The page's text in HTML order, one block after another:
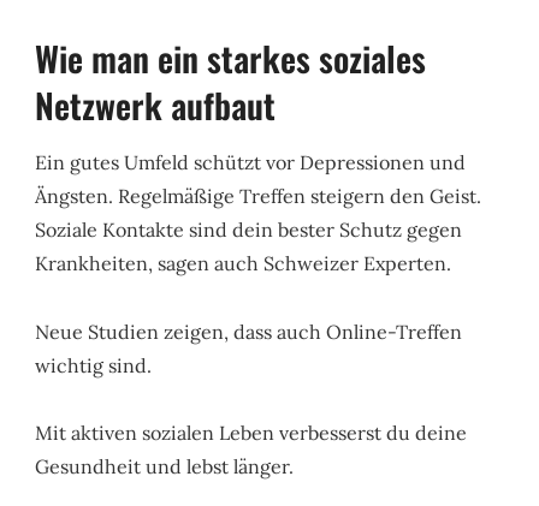
Wie man ein starkes soziales
Netzwerk aufbaut
Ein gutes Umfeld schützt vor Depressionen und
Ängsten. Regelmäßige Treffen steigern den Geist.
Soziale Kontakte sind dein bester Schutz gegen
Krankheiten, sagen auch Schweizer Experten.
Neue Studien zeigen, dass auch Online-Treffen
wichtig sind.
Mit aktiven sozialen Leben verbesserst du deine
Gesundheit und lebst länger.